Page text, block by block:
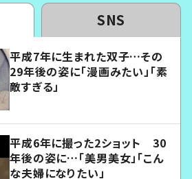
SNS
平成7年に生まれた双子…その
29年後の姿に「漫画みたい」「素
敵すぎる」
平成6年に撮った2ショット 30
年後の姿に…「美男美女」「こん
な夫婦になりたい」